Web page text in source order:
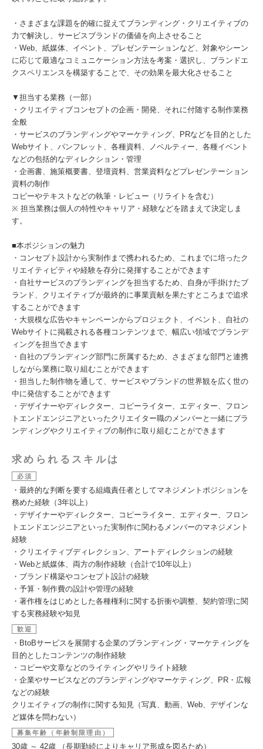
・さまざまな課題を的確に捉えてブランディング・クリエイティブの
力で解決し、サービスブランドの価値を向上させること
・Web、紙媒体、イベント、プレゼンテーションなど、対象やシーン
に応じて最適なコミュニケーション方法を考案・選択し、ブランドエ
クスペリエンスを構築することで、その効果を最大化させること
▼担当する業務（一部）
・クリエイティブコンセプトの企画・開発、それに付随する制作業務
全般
・サービスのブランディングやマーケティング、PRなどを目的とした
Webサイト、パンフレット、各種資料、ノベルティー、各種イベント
などの包括的なディレクション・管理
・企画書、施策概要書、登壇資料、営業資料などプレゼンテーション
資料の制作
コピーやテキストなどの執筆・レビュー（リライトを含む）
※ 担当業務は個人の特性やキャリア・経験などを踏まえて決定しま
す。
■本ポジションの魅力
・コンセプト設計から実制作まで携われるため、これまでに培ったク
リエイティビティや経験を存分に発揮することができます
・自社サービスのブランディングを担当するため、自身が手掛けたブ
ランド、クリエイティブが最終的に事業貢献を果たすところまで追求
することができます
・大規模な広告やキャンペーンからプロジェクト、イベント、自社の
Webサイトに掲載される各種コンテンツまで、幅広い領域でブランデ
ィングを担当できます
・自社のブランディング部門に所属するため、さまざまな部門と連携
しながら業務に取り組むことができます
・担当した制作物を通して、サービスやブランドの世界観を広く世の
中に発信することができます
・デザイナーやディレクター、コピーライター、エディター、フロン
トエンドエンジニアといったクリエイター職のメンバーと一緒にブラ
ンディングやクリエイティブの制作に取り組むことができます
求められるスキルは
必須
・最終的な判断を要する組織責任者としてマネジメントポジションを
務めた経験（3年以上）
・デザイナーやディレクター、コピーライター、エディター、フロン
トエンドエンジニアといった実制作に関わるメンバーのマネジメント
経験
・クリエイティブディレクション、アートディレクションの経験
・Webと紙媒体、両方の制作経験（合計で10年以上）
・ブランド構築やコンセプト設計の経験
・予算・制作費の設計や管理の経験
・著作権をはじめとした各種権利に関する折衝や調整、契約管理に関
する実務経験や知見
歓迎
・BtoBサービスを展開する企業のブランディング・マーケティングを
目的としたコンテンツの制作経験
・コピーや文章などのライティングやリライト経験
・企業やサービスなどのブランディングやマーケティング、PR・広報
などの経験
クリエイティブの制作に関する知見（写真、動画、Web、デザインな
ど媒体を問わない）
募集年齢（年齢制限理由）
30歳 ～ 42歳 （長期勤続によりキャリア形成を図るため）